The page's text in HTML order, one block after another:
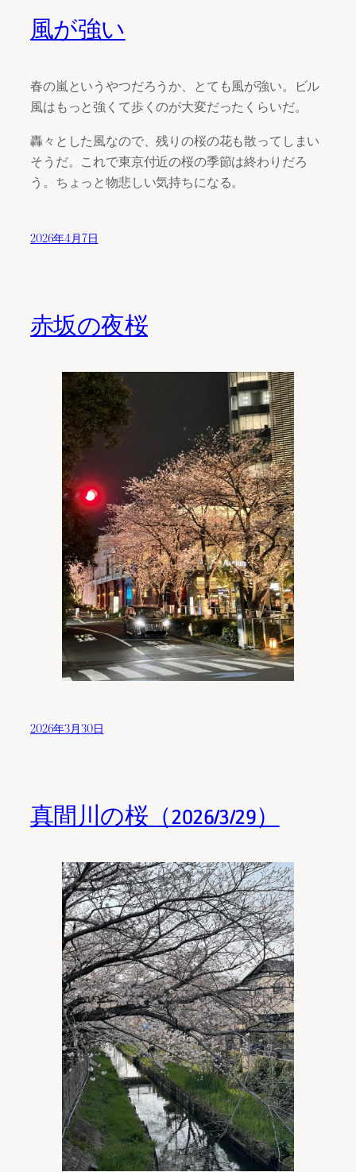
風が強い
春の嵐というやつだろうか、とても風が強い。ビル
風はもっと強くて歩くのが大変だったくらいだ。
轟々とした風なので、残りの桜の花も散ってしまい
そうだ。これで東京付近の桜の季節は終わりだろ
う。ちょっと物悲しい気持ちになる。
2026年4月7日
赤坂の夜桜
2026年3月30日
真間川の桜（2026/3/29）